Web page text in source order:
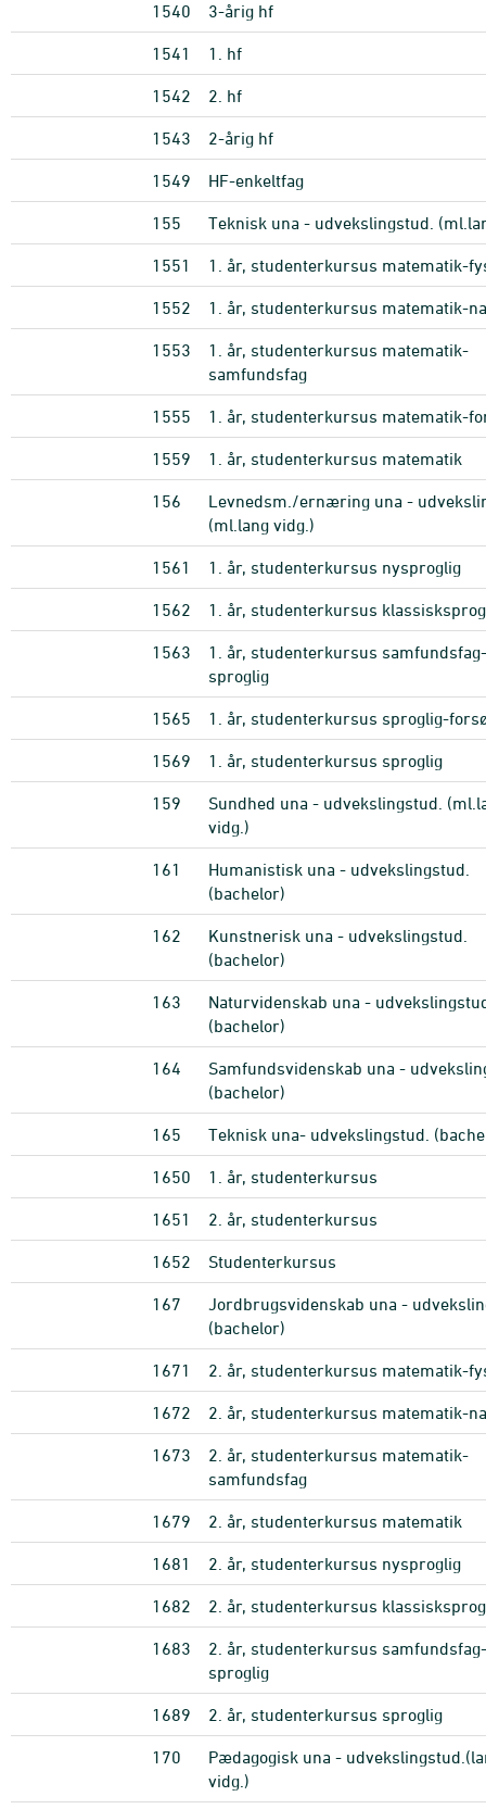
1540 3-årig hf
1541 1. hf
1542 2. hf
1543 2-årig hf
1549 HF-enkeltfag
155 Teknisk una - udvekslingstud.
1551 1. år, studenterkursus matematik-
1552 1. år, studenterkursus matematik-
1553
1. år, studenterkursus matematik-
samfundsfag
1555 1. år, studenterkursus matematik-
1559 1. år, studenterkursus matematik
156
Levnedsm./ernæring una -
(ml.lang vidg.)
1561 1. år, studenterkursus nysproglig
1562 1. år, studenterkursus
1563
1. år, studenterkursus samfundsfag-
sproglig
1565 1. år, studenterkursus sproglig-
1569 1. år, studenterkursus sproglig
159
Sundhed una - udvekslingstud.
vidg.)
161
Humanistisk una - udvekslingstud.
(bachelor)
162
Kunstnerisk una - udvekslingstud.
(bachelor)
163
Naturvidenskab una -
(bachelor)
164
Samfundsvidenskab una -
(bachelor)
165 Teknisk una- udvekslingstud.
1650 1. år, studenterkursus
1651 2. år, studenterkursus
1652 Studenterkursus
167
Jordbrugsvidenskab una -
(bachelor)
1671 2. år, studenterkursus matematik-
1672 2. år, studenterkursus matematik-
1673
2. år, studenterkursus matematik-
samfundsfag
1679 2. år, studenterkursus matematik
1681 2. år, studenterkursus nysproglig
1682 2. år, studenterkursus
1683
2. år, studenterkursus samfundsfag-
sproglig
1689 2. år, studenterkursus sproglig
170
Pædagogisk una -
vidg.)